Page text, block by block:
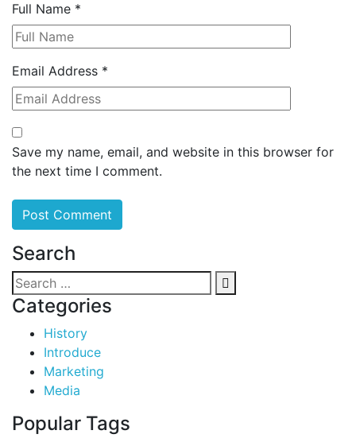
Full Name *
Email Address *
Save my name, email, and website in this browser for
the next time I comment.
Search
Categories
History
Introduce
Marketing
Media
Popular Tags